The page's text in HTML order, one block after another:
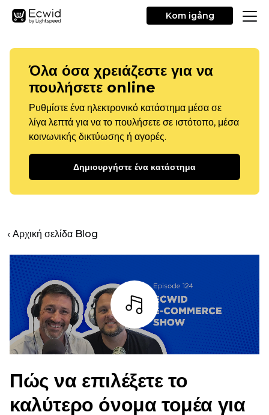
Kom igång
Όλα όσα χρειάζεστε για να
πουλήσετε online
Ρυθμίστε ένα ηλεκτρονικό κατάστημα μέσα σε
λίγα λεπτά για να το πουλήσετε σε ιστότοπο, μέσα
κοινωνικής δικτύωσης ή αγορές.
Δημιουργήστε ένα κατάστημα
‹ Αρχική σελίδα Blog
Άκουσε
Πώς να επιλέξετε το
καλύτερο όνομα τομέα για